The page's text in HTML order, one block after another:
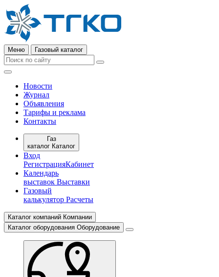
Меню Газовый каталог
Новости
Журнал
Объявления
Тарифы и реклама
Контакты
Газ
каталог Каталог
Вход
РегистрацияКабинет
Календарь
выставок Выставки
Газовый
калькулятор Расчеты
Каталог компаний Компании
Каталог оборудования Оборудование